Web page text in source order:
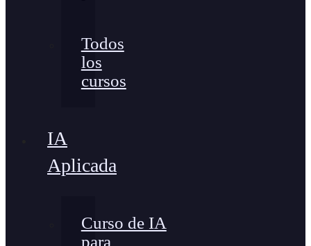
Todos
los
cursos
IA
Aplicada
Curso de IA
para